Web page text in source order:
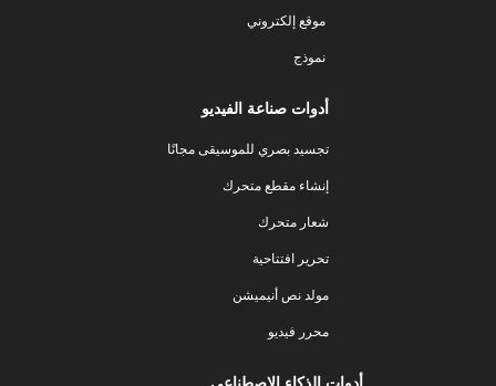
موقع إلكتروني
نموذج
أدوات صناعة الفيديو
تجسيد بصري للموسيقى مجانًا
إنشاء مقطع متحرك
شعار متحرك
تحرير افتتاحية
مولد نص أنيميشن
محرر فيديو